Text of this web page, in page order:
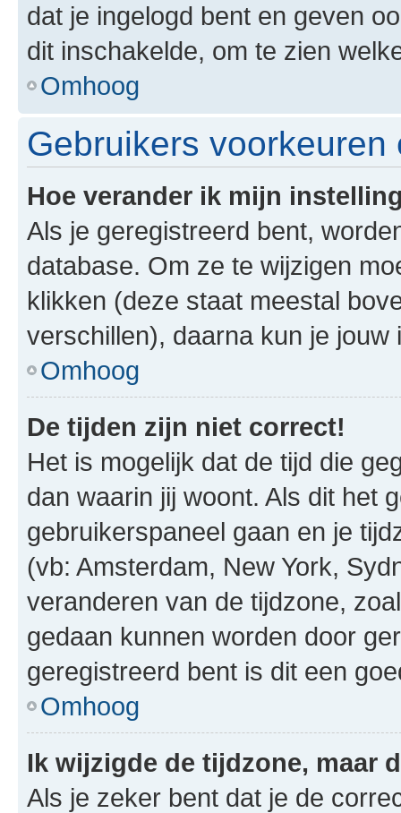
dat je ingelogd bent en geven
dit inschakelde, om te zien
Omhoog
Gebruikers voorkeuren
Hoe verander ik mijn
Als je geregistreerd bent,
database. Om ze te wijzigen
klikken (deze staat meestal
verschillen), daarna kun je jouw
Omhoog
De tijden zijn niet correct!
Het is mogelijk dat de tijd die
dan waarin jij woont. Als dit het
gebruikerspaneel gaan en je
(vb: Amsterdam, New York,
veranderen van de tijdzone,
gedaan kunnen worden door
geregistreerd bent is dit een
Omhoog
Ik wijzigde de tijdzone, maar
Als je zeker bent dat je de